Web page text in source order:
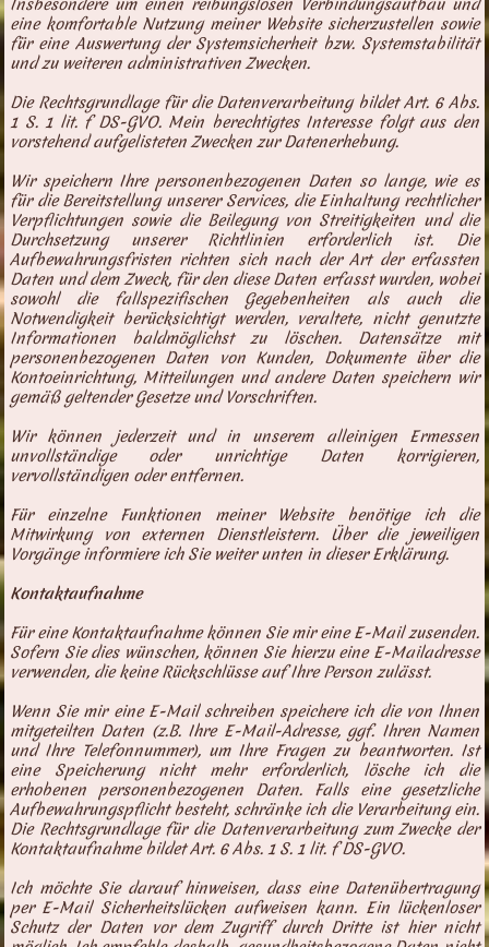
Insbesondere um einen reibungslosen Verbindungsaufbau und
eine komfortable Nutzung meiner Website sicherzustellen sowie
für eine Auswertung der Systemsicherheit bzw. Systemstabilität
und zu weiteren administrativen Zwecken.
Die Rechtsgrundlage für die Datenverarbeitung bildet Art. 6 Abs.
1 S. 1 lit. f DS-GVO. Mein berechtigtes Interesse folgt aus den
vorstehend aufgelisteten Zwecken zur Datenerhebung.
Wir speichern Ihre personenbezogenen Daten so lange, wie es
für die Bereitstellung unserer Services, die Einhaltung rechtlicher
Verpflichtungen sowie die Beilegung von Streitigkeiten und die
Durchsetzung unserer Richtlinien erforderlich ist. Die
Aufbewahrungsfristen richten sich nach der Art der erfassten
Daten und dem Zweck, für den diese Daten erfasst wurden, wobei
sowohl die fallspezifischen Gegebenheiten als auch die
Notwendigkeit berücksichtigt werden, veraltete, nicht genutzte
Informationen baldmöglichst zu löschen. Datensätze mit
personenbezogenen Daten von Kunden, Dokumente über die
Kontoeinrichtung, Mitteilungen und andere Daten speichern wir
gemäß geltender Gesetze und Vorschriften.
Wir können jederzeit und in unserem alleinigen Ermessen
unvollständige oder unrichtige Daten korrigieren,
vervollständigen oder entfernen.
Für einzelne Funktionen meiner Website benötige ich die
Mitwirkung von externen Dienstleistern. Über die jeweiligen
Vorgänge informiere ich Sie weiter unten in dieser Erklärung.
Kontaktaufnahme
Für eine Kontaktaufnahme können Sie mir eine E-Mail zusenden.
Sofern Sie dies wünschen, können Sie hierzu eine E-Mailadresse
verwenden, die keine Rückschlüsse auf Ihre Person zulässt.
Wenn Sie mir eine E-Mail schreiben speichere ich die von Ihnen
mitgeteilten Daten (z.B. Ihre E-Mail-Adresse, ggf. Ihren Namen
und Ihre Telefonnummer), um Ihre Fragen zu beantworten. Ist
eine Speicherung nicht mehr erforderlich, lösche ich die
erhobenen personenbezogenen Daten. Falls eine gesetzliche
Aufbewahrungspflicht besteht, schränke ich die Verarbeitung ein.
Die Rechtsgrundlage für die Datenverarbeitung zum Zwecke der
Kontaktaufnahme bildet Art. 6 Abs. 1 S. 1 lit. f DS-GVO.
Ich möchte Sie darauf hinweisen, dass eine Datenübertragung
per E-Mail Sicherheitslücken aufweisen kann. Ein lückenloser
Schutz der Daten vor dem Zugriff durch Dritte ist hier nicht